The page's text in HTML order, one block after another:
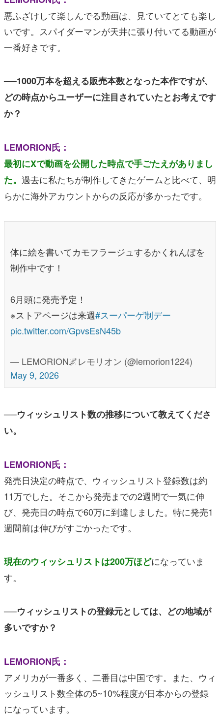
悪ふざけして楽しんでる動画は、見ていてとても楽し
いです。スパイダーマンが天井に張り付いてる動画が
一番好きです。
──1000万本を超える販売本数となった本作ですが、
どの時点からユーザーに注目されていたとお考えです
か？
LEMORION氏：
最初にXで動画を公開した時点で手ごたえがありまし
た。 過去に私たちが制作してきたゲームと比べて、明
らかに海外アカウントからの反応が多かったです。
体に絵を書いてカモフラージュするかくれんぼを
制作中です！
6月頭に発売予定！
※ストアページは来週#スーパーゲ制デー
pic.twitter.com/GpvsEsN45b
— LEMORION🌌レモリオン (@lemorion1224)
May 9, 2026
──ウィッシュリスト数の推移について教えてくださ
い。
LEMORION氏：
発売日決定の時点で、ウィッシュリスト登録数は約
11万でした。そこから発売までの2週間で一気に伸
び、発売日の時点で60万に到達しました。特に発売1
週間前は伸びがすごかったです。
現在のウィッシュリストは200万ほどになっていま
す。
──ウィッシュリストの登録元としては、どの地域が
多いですか？
LEMORION氏：
アメリカが一番多く、二番目は中国です。また、ウィ
ッシュリスト数全体の5~10%程度が日本からの登録
になっています。